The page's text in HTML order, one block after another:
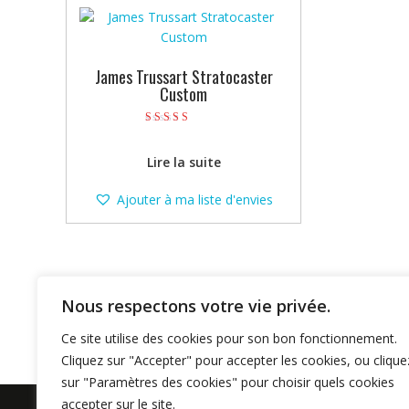
Nous respectons votre vie privée.
Ce site utilise des cookies pour son bon fonctionnement.
Cliquez sur "Accepter" pour accepter les cookies, ou
sur "Paramètres des cookies" pour choisir quels cookies
accepter sur le site.
James Trussart Stratocaster
Custom
sur 5
Lire la suite
Ajouter à ma liste d'envies